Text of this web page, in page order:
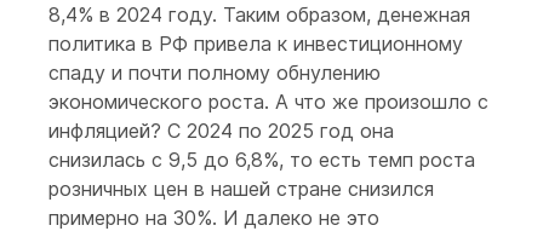
8,4% в 2024 году. Таким образом, денежная
политика в РФ привела к инвестиционному
спаду и почти полному обнулению
экономического роста. А что же произошло с
инфляцией? С 2024 по 2025 год она
снизилась с 9,5 до 6,8%, то есть темп роста
розничных цен в нашей стране снизился
примерно на 30%. И далеко не это